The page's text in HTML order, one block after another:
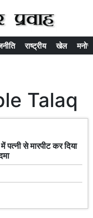
राष्ट्रीय खेल
Talaq
से मारपीट कर दिया